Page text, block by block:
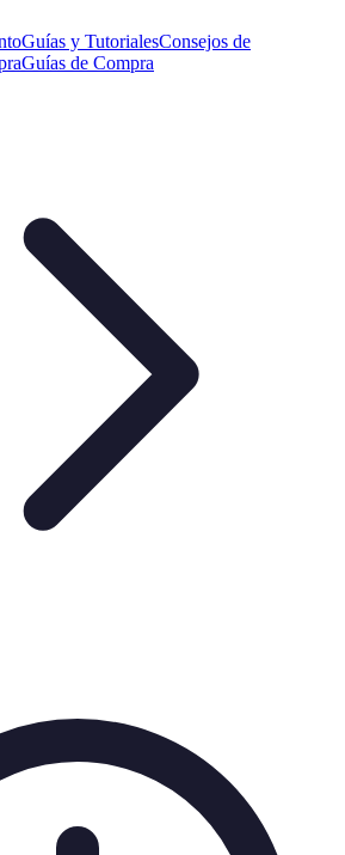
Guías y TutorialesConsejos de
Guías de Compra